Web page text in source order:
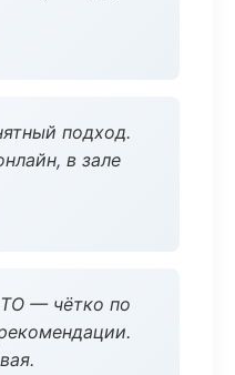
подход.
в зале
— чётко по